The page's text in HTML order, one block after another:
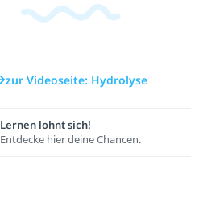
zur Videoseite: Hydrolyse
Lernen lohnt sich!
Entdecke hier deine Chancen.